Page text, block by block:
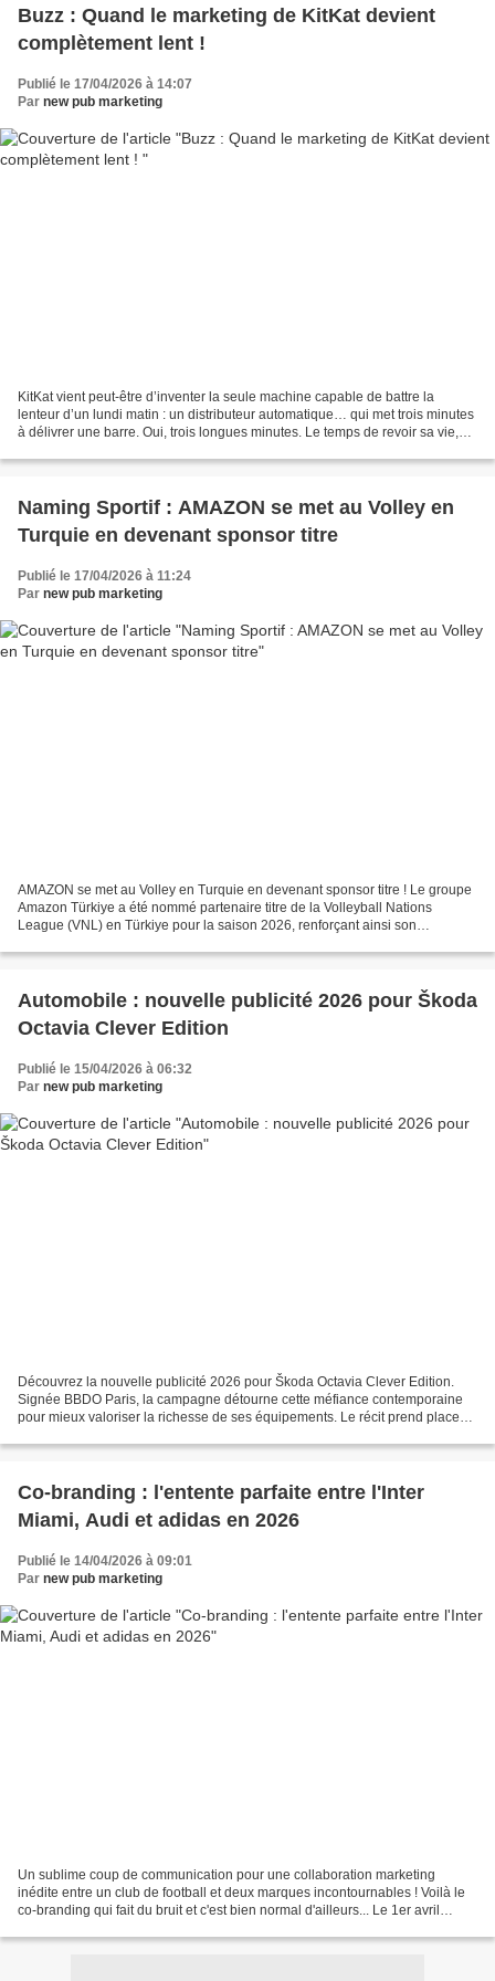
Buzz : Quand le marketing de KitKat devient
complètement lent !
Publié le 17/04/2026 à 14:07
Par new pub marketing
KitKat vient peut-être d’inventer la seule machine capable de battre la
lenteur d’un lundi matin : un distributeur automatique… qui met trois minutes
à délivrer une barre. Oui, trois longues minutes. Le temps de revoir sa vie,
Naming Sportif : AMAZON se met au Volley en
Turquie en devenant sponsor titre
Publié le 17/04/2026 à 11:24
Par new pub marketing
AMAZON se met au Volley en Turquie en devenant sponsor titre ! Le groupe
Amazon Türkiye a été nommé partenaire titre de la Volleyball Nations
League (VNL) en Türkiye pour la saison 2026, renforçant ainsi son
Automobile : nouvelle publicité 2026 pour Škoda
Octavia Clever Edition
Publié le 15/04/2026 à 06:32
Par new pub marketing
Découvrez la nouvelle publicité 2026 pour Škoda Octavia Clever Edition.
Signée BBDO Paris, la campagne détourne cette méfiance contemporaine
pour mieux valoriser la richesse de ses équipements. Le récit prend place
Co-branding : l'entente parfaite entre l'Inter
Miami, Audi et adidas en 2026
Publié le 14/04/2026 à 09:01
Par new pub marketing
Un sublime coup de communication pour une collaboration marketing
inédite entre un club de football et deux marques incontournables ! Voilà le
co-branding qui fait du bruit et c'est bien normal d'ailleurs... Le 1er avril